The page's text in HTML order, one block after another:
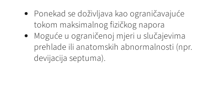
Ponekad se doživljava kao ograničavajuće
tokom maksimalnog fizičkog napora
Moguće u ograničenoj mjeri u slučajevima
prehlade ili anatomskih abnormalnosti (npr.
devijacija septuma).